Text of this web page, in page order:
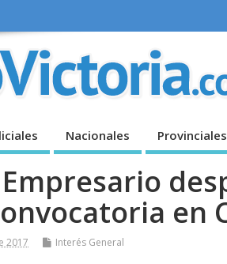
Nacionales Provinciales
Empresario
en
2017 Interés General